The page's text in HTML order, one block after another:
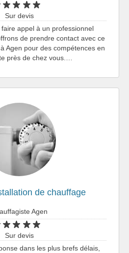
Sur devis
appel à un professionnel
de prendre contact avec ce
Agen pour des compétences en
près de chez vous.…
de chauffage
Agen
Sur devis
dans les plus brefs délais,